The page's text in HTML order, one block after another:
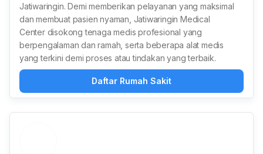
Jatiwaringin. Demi memberikan pelayanan yang maksimal
dan membuat pasien nyaman, Jatiwaringin Medical
Center disokong tenaga medis profesional yang
berpengalaman dan ramah, serta beberapa alat medis
yang terkini demi proses atau tindakan yang terbaik.
Daftar Rumah Sakit